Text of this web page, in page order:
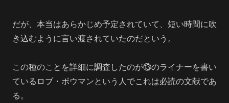
だが、本当はあらかじめ予定されていて、短い時間に吹
き込むように言い渡されていたのだという。
この種のことを詳細に調査したのが⑬のライナーを書い
ているロブ・ボウマンという人でこれは必読の文献であ
る。